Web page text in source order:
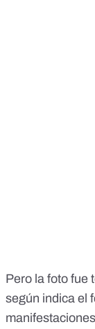
Pero la foto fue
según indica el